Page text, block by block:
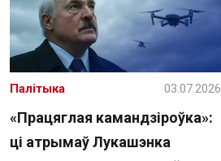
«Працяглая камандзіроўка»:
ці атрымаў Лукашэнка
Палітыка 03.07.2026